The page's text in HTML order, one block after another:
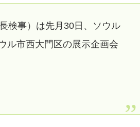
検事）は先月30日、ソウル
ル市西大門区の展示企画会